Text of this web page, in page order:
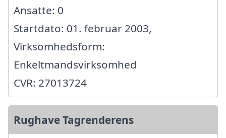
Ansatte: 0
Startdato: 01. februar 2003,
Virksomhedsform:
Enkeltmandsvirksomhed
CVR: 27013724
Rughave Tagrenderens